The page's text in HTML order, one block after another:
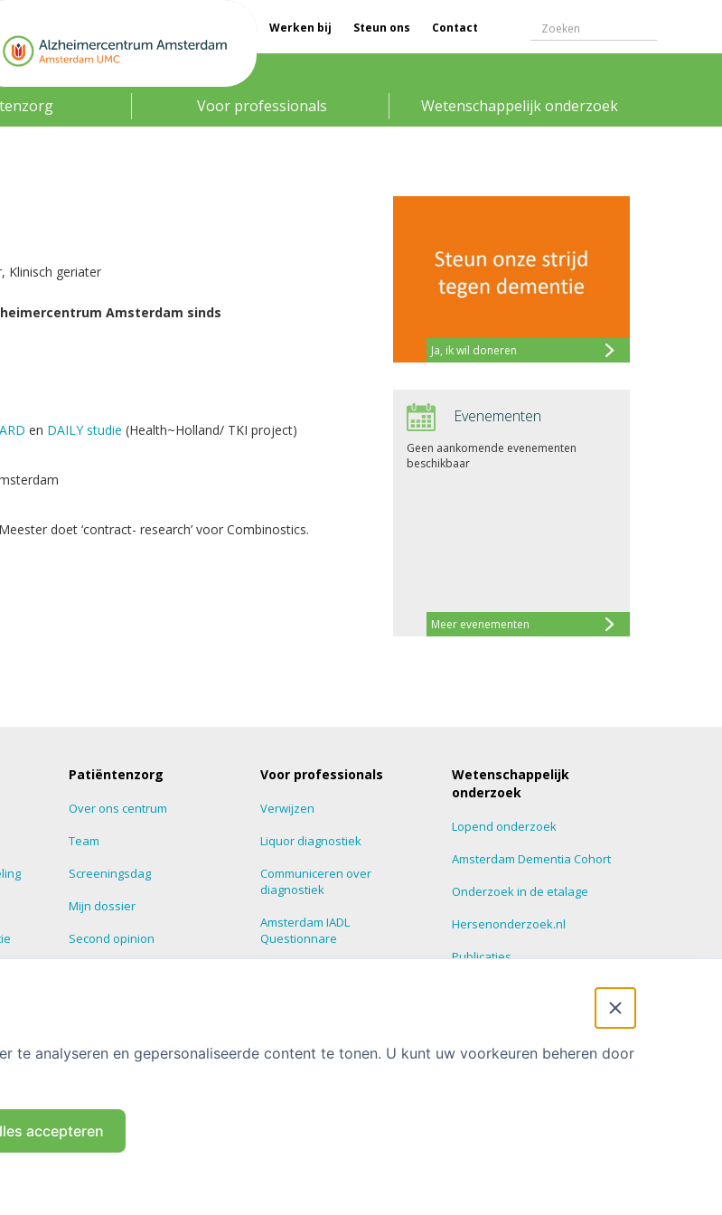
Werken bij Steun ons Contact
Voor professionals Wetenschappelijk onderzoek
Klinisch geriater
Amsterdam sinds
en DAILY studie (Health~Holland/ TKI project)
doet ‘contract- research’ voor Combinostics.
Ja, ik wil doneren
Evenementen
Meer evenementen
Geen aankomende evenementen
beschikbaar
Patiëntenzorg
Over ons centrum
Team
Screeningsdag
Mijn dossier
Second opinion
Voor professionals
Verwijzen
Liquor diagnostiek
Communiceren over
diagnostiek
Amsterdam IADL
Questionnare
Wetenschappelijk
onderzoek
Lopend onderzoek
Amsterdam Dementia Cohort
Onderzoek in de etalage
Hersenonderzoek.nl
Publicaties
te analyseren en gepersonaliseerde content te tonen. U kunt uw voorkeuren beheren door
accepteren